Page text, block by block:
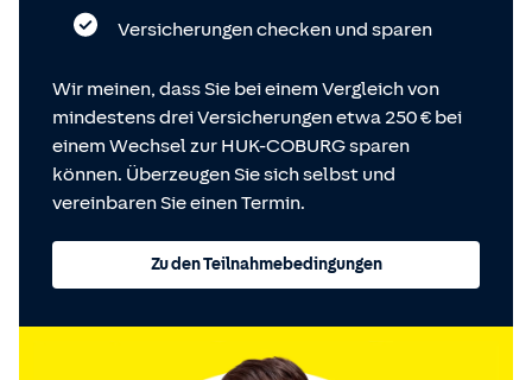
Versicherungen checken und sparen
Wir meinen, dass Sie bei einem Vergleich von
mindestens drei Versicherungen etwa 250 € bei
einem Wechsel zur HUK-COBURG sparen
können. Überzeugen Sie sich selbst und
vereinbaren Sie einen Termin.
Zu den Teilnahmebedingungen